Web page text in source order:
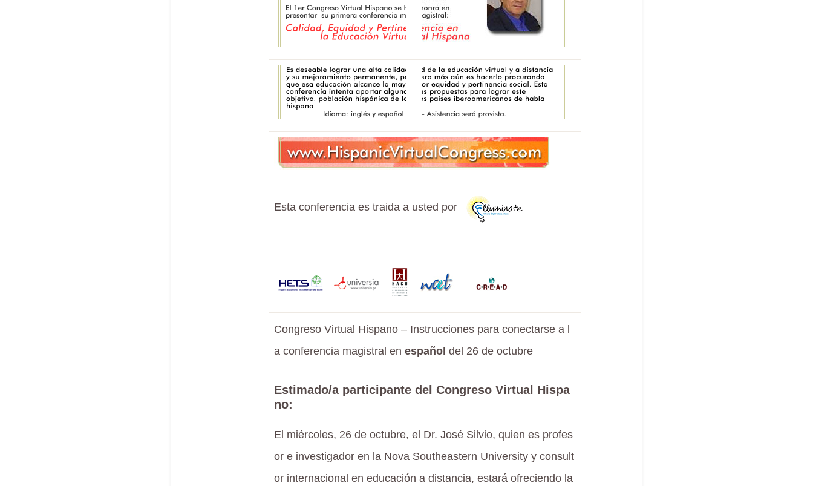
Esta conferencia es traida a usted por
Congreso Virtual Hispano – Instrucciones para conectarse a l
a conferencia magistral en español del 26 de octubre
Estimado/a participante del Congreso Virtual Hispa
no:
El miércoles, 26 de octubre, el Dr. José Silvio, quien es profes
or e investigador en la Nova Southeastern University y consult
or internacional en educación a distancia, estará ofreciendo la